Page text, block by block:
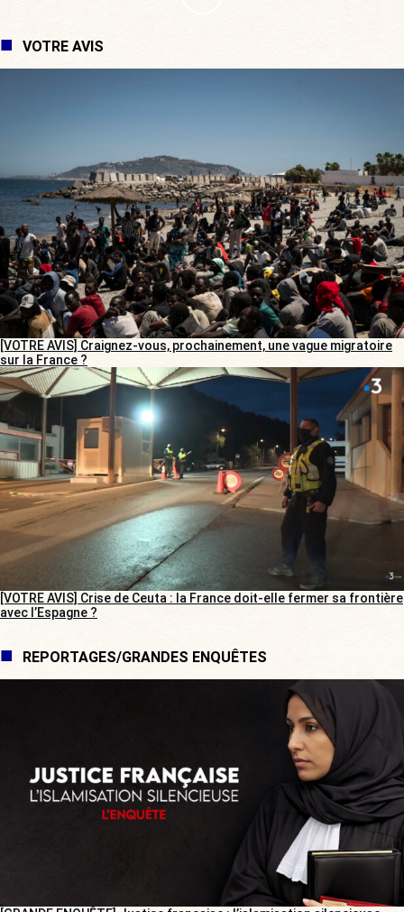
VOTRE AVIS
[VOTRE AVIS] Craignez-vous, prochainement, une vague migratoire
sur la France ?
[VOTRE AVIS] Crise de Ceuta : la France doit-elle fermer sa frontière
avec l’Espagne ?
REPORTAGES/GRANDES ENQUÊTES